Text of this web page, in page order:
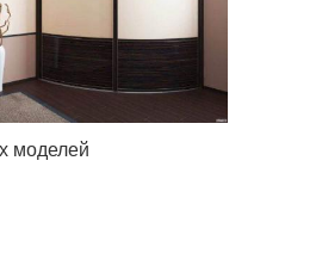
моделей